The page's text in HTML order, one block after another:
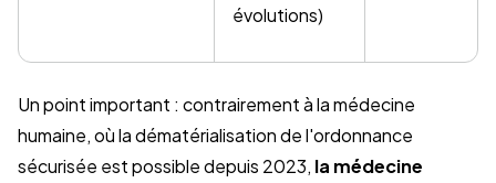
évolutions)
Un point important : contrairement à la médecine
humaine, où la dématérialisation de l'ordonnance
sécurisée est possible depuis 2023, la médecine